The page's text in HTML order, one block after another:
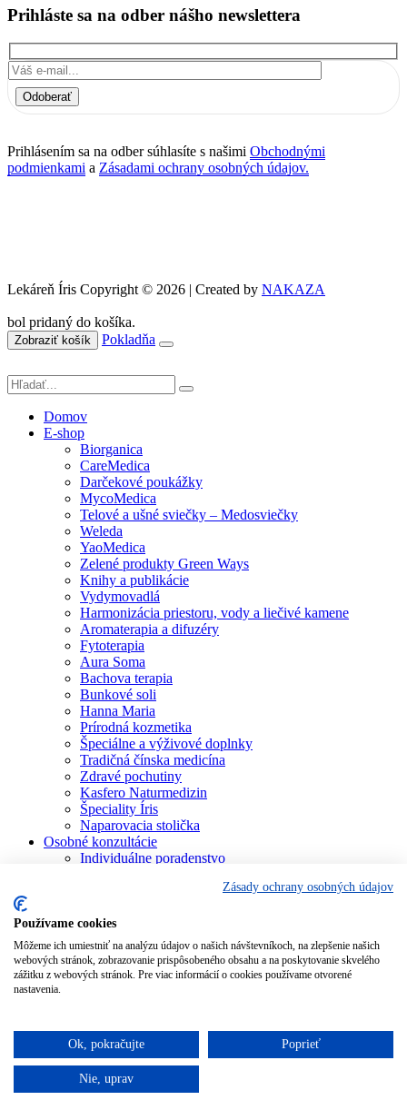
Prihláste sa na odber nášho newslettera
Odoberať
Prihlásením sa na odber súhlasíte s našimi Obchodnými
podmienkami a Zásadami ochrany osobných údajov.
Lekáreň Íris Copyright © 2026 | Created by NAKAZA
bol pridaný do košíka.
Zobraziť košík Pokladňa
Domov
E-shop
Biorganica
CareMedica
Darčekové poukážky
MycoMedica
Telové a ušné sviečky – Medosviečky
Weleda
YaoMedica
Zelené produkty Green Ways
Knihy a publikácie
Vydymovadlá
Harmonizácia priestoru, vody a liečivé kamene
Aromaterapia a difuzéry
Fytoterapia
Aura Soma
Bachova terapia
Bunkové soli
Hanna Maria
Prírodná kozmetika
Špeciálne a výživové doplnky
Tradičná čínska medicína
Zdravé pochutiny
Kasfero Naturmedizin
Špeciality Íris
Naparovacia stolička
Osobné konzultácie
Individuálne poradenstvo
Aromaterapia
Homeopatia
Individuálna a partnerská numerológia
Numerológia – kľúč života
Blog
Podporujeme
Zásady ochrany osobných údajov
Používame cookies
Môžeme ich umiestniť na analýzu údajov o našich návštevníkoch, na zlepšenie našich
webových stránok, zobrazovanie prispôsobeného obsahu a na poskytovanie skvelého
zážitku z webových stránok. Pre viac informácií o cookies používame otvorené
nastavenia.
Ok, pokračujte Poprieť
Nie, uprav